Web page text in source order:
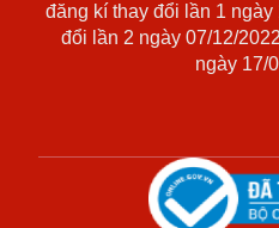
đăng kí thay đổi lần 1
đổi lần 2 ngày 07/12/
ngày 17/